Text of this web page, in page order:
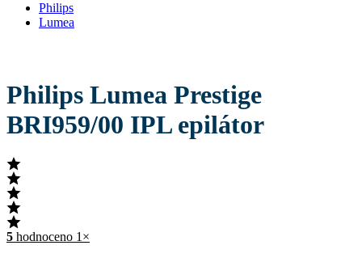
Philips
Lumea
Philips Lumea Prestige
BRI959/00 IPL epilátor
5 hodnoceno 1×